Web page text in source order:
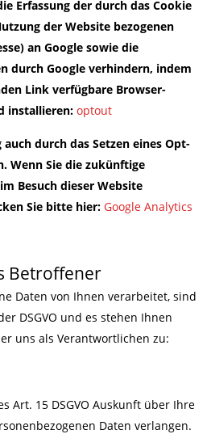
Erfassung der durch das Cookie
der Website bezogenen
an Google sowie die
durch Google verhindern, indem
Link verfügbare Browser-
installieren: optout
durch das Setzen eines Opt-
Wenn Sie die zukünftige
Besuch dieser Website
Sie bitte hier: Google Analytics
Betroffener
Daten von Ihnen verarbeitet, sind
DSGVO und es stehen Ihnen
uns als Verantwortlichen zu:
Art. 15 DSGVO Auskunft über Ihre
Daten verlangen.